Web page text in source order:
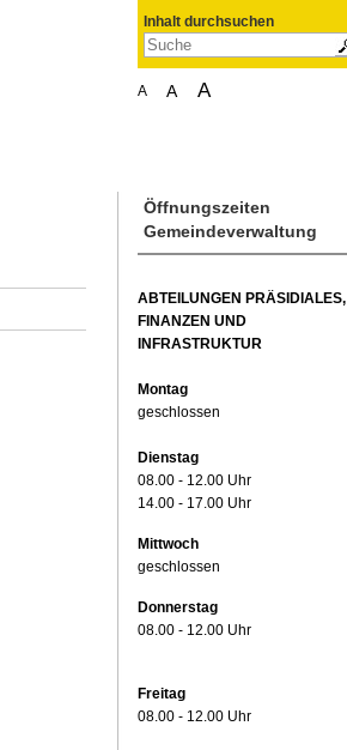
Inhalt durchsuchen
A A A
Öffnungszeiten
Gemeindeverwaltung
ABTEILUNGEN PRÄSIDIALES,
FINANZEN UND
INFRASTRUKTUR
Montag
geschlossen
Dienstag
08.00 - 12.00 Uhr
14.00 - 17.00 Uhr
Mittwoch
geschlossen
Donnerstag
08.00 - 12.00 Uhr
Freitag
08.00 - 12.00 Uhr